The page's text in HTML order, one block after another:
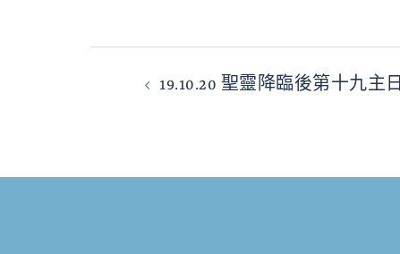
19.10.20 聖靈降臨後第十九主日